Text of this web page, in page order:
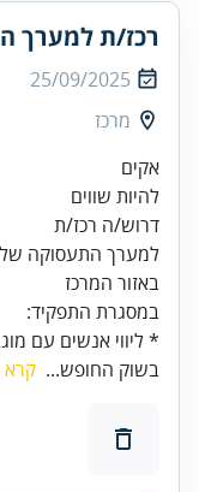
רכז/ת למערך
25/09/2025
מרכז
להיות שווים
באזור המרכז
במסגרת התפקיד:
* ליווי אנשים עם
בשוק החופש... קרא